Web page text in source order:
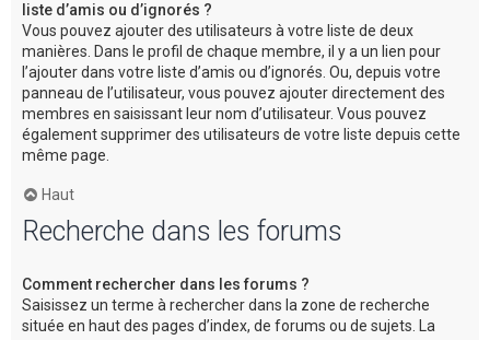
liste d’amis ou d’ignorés ?
Vous pouvez ajouter des utilisateurs à votre liste de deux
manières. Dans le profil de chaque membre, il y a un lien pour
l’ajouter dans votre liste d’amis ou d’ignorés. Ou, depuis votre
panneau de l’utilisateur, vous pouvez ajouter directement des
membres en saisissant leur nom d’utilisateur. Vous pouvez
également supprimer des utilisateurs de votre liste depuis cette
même page.
Haut
Recherche dans les forums
Comment rechercher dans les forums ?
Saisissez un terme à rechercher dans la zone de recherche
située en haut des pages d’index, de forums ou de sujets. La